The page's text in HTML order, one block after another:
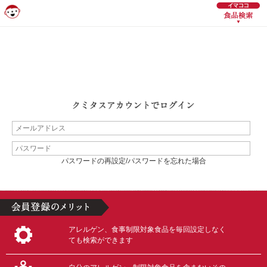
パスワードの再設定/パスワードを忘れた場合
アレルゲン、食事制限対象食品を毎回設定しなく
ても検索ができます